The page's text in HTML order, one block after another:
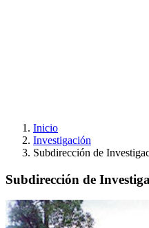
Inicio
Investigación
Subdirección de
Subdirección de